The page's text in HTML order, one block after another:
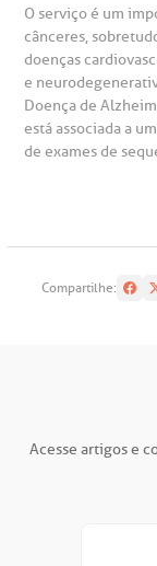
Endereço:
R. Colômbia, 332
CEP: 01438-000 |
de cuidado
e perdidos
O serviço é um
cânceres,
doenças
e
Doença de
está associada a
de exames de
Compartilhe:
Acesse artigos e